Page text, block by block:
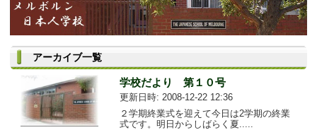
アーカイブ一覧
学校だより 第１０号
更新日時: 2008-12-22 12:36
２学期終業式を迎えて今日は2学期の終業
式です。明日からしばらく夏.....